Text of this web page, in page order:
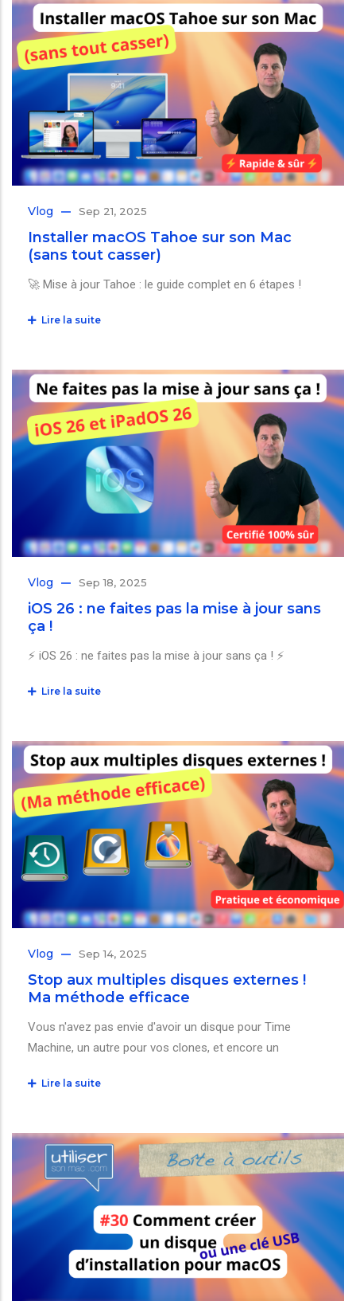
Vlog Sep 21, 2025
Installer macOS Tahoe sur son Mac
(sans tout casser)
🚀 Mise à jour Tahoe : le guide complet en 6 étapes !
Lire la suite
Vlog Sep 18, 2025
iOS 26 : ne faites pas la mise à jour sans
ça !
⚡️ iOS 26 : ne faites pas la mise à jour sans ça ! ⚡️
Lire la suite
Vlog Sep 14, 2025
Stop aux multiples disques externes !
Ma méthode efficace
Vous n'avez pas envie d'avoir un disque pour Time
Machine, un autre pour vos clones, et encore un
Lire la suite